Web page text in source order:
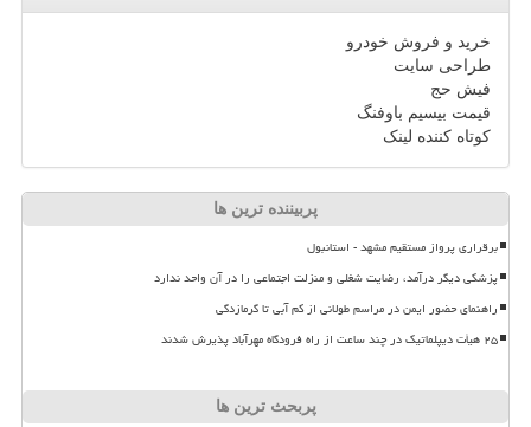
خرید و فروش خودرو
طراحی سایت
فیش حج
قیمت بیسیم باوفنگ
کوتاه کننده لینک
پربیننده ترین ها
برقراری پرواز مستقیم مشهد - استانبول
پزشکی دیگر درآمد، رضایت شغلی و منزلت اجتماعی را در آن واحد ندارد
راهنمای حضور ایمن در مراسم طولانی از کم آبی تا گرمازدگی
۲۵ هیأت دیپلماتیک در چند ساعت از راه فرودگاه مهرآباد پذیرش شدند
پربحث ترین ها